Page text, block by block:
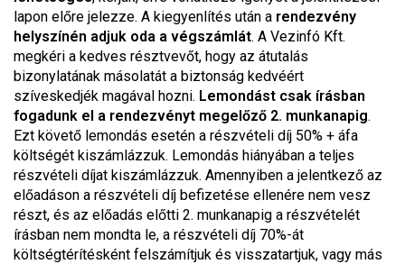
lapon előre jelezze. A kiegyenlítés után a rendezvény
helyszínén adjuk oda a végszámlát. A Vezinfó Kft.
megkéri a kedves résztvevőt, hogy az átutalás
bizonylatának másolatát a biztonság kedvéért
szíveskedjék magával hozni. Lemondást csak írásban
fogadunk el a rendezvényt megelőző 2. munkanapig.
Ezt követő lemondás esetén a részvételi díj 50% + áfa
költségét kiszámlázzuk. Lemondás hiányában a teljes
részvételi díjat kiszámlázzuk. Amennyiben a jelentkező az
előadáson a részvételi díj befizetése ellenére nem vesz
részt, és az előadás előtti 2. munkanapig a részvételét
írásban nem mondta le, a részvételi díj 70%-át
költségtérítésként felszámítjuk és visszatartjuk, vagy más